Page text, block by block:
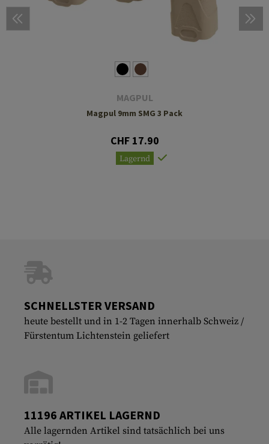
MAGPUL
Magpul 9mm SMG 3 Pack
CHF 17.90
Lagernd
SCHNELLSTER VERSAND
heute bestellt und in 1-2 Tagen innerhalb Schweiz /
Fürstentum Lichtenstein geliefert
11196 ARTIKEL LAGERND
Alle lagernden Artikel sind tatsächlich bei uns